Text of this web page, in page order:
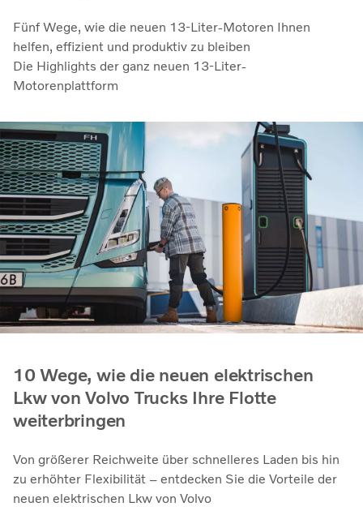
Fünf Wege, wie die neuen 13-Liter-Motoren Ihnen
helfen, effizient und produktiv zu bleiben
Die Highlights der ganz neuen 13-Liter-
Motorenplattform
10 Wege, wie die neuen elektrischen
Lkw von Volvo Trucks Ihre Flotte
weiterbringen
Von größerer Reichweite über schnelleres Laden bis hin
zu erhöhter Flexibilität – entdecken Sie die Vorteile der
neuen elektrischen Lkw von Volvo